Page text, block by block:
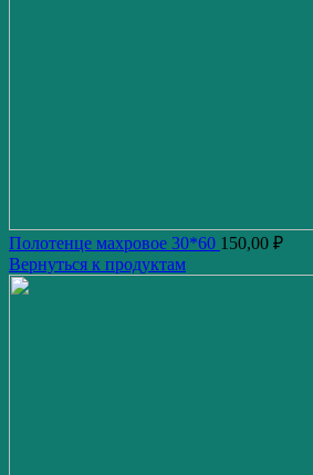
Полотенце махровое 30*60 150,00 ₽
Вернуться к продуктам